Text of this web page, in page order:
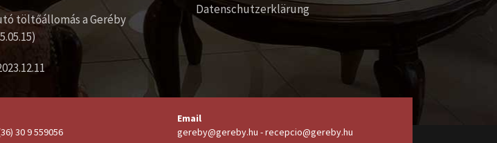
töltőállomás a Geréby
Datenschutzerklärung
30 9 559056
Email
gereby@gereby.hu - recepcio@gereby.hu